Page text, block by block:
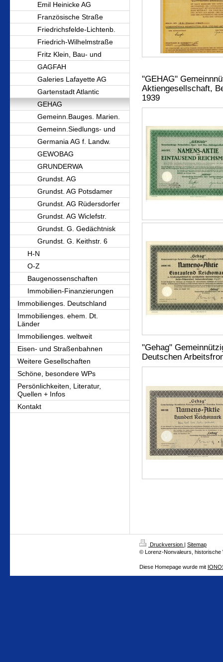
Emil Heinicke AG
Französische Straße
Friedrichsfelde-Lichtenb.
Friedrich-Wilhelmstraße
Fritz Klein, Bau- und
GAGFAH
Galeries Lafayette AG
Gartenstadt Atlantic
GEHAG
Gemeinn.Bauges. Marien.
Gemeinn.Siedlungs- und
Germania AG f. Landw.
GEWOBAG
GRUNDERWA
Grundst. AG
Grundst. AG Potsdamer
Grundst. AG Rüdersdorfer
Grundst. AG Wiclefstr.
Grundst. G. Gedächtnisk
Grundst. G. Keithstr. 6
H-N
O-Z
Baugenossenschaften
Immobilien-Finanzierungen
Immobilienges. Deutschland
Immobilienges. ehem. Dt.
Länder
Immobilienges. weltweit
Eisen- und Straßenbahnen
Weitere Gesellschaften
Schöne, besondere WPs
Persönlichkeiten, Literatur,
Quellen + Infos
Kontakt
"GEHAG"
Aktiengesellschaft,
1939
"Gehag"
Deutschen
Druckversion | Sitemap
© Lorenz-Nonvaleurs, historische
Diese Homepage wurde mit